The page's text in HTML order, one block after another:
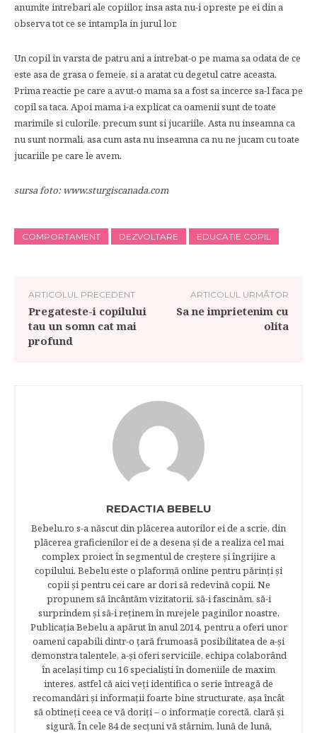
anumite intrebari ale copiilor, insa asta nu-i opreste pe ei din a
observa tot ce se intampla in jurul lor.
Un copil in varsta de patru ani a intrebat-o pe mama sa odata de ce
este asa de grasa o femeie, si a aratat cu degetul catre aceasta.
Prima reactie pe care a avut-o mama sa a fost sa incerce sa-l faca pe
copil sa taca. Apoi mama i-a explicat ca oamenii sunt de toate
marimile si culorile, precum sunt si jucariile. Asta nu inseamna ca
nu sunt normali, asa cum asta nu inseamna ca nu ne jucam cu toate
jucariile pe care le avem.
sursa foto: www.sturgiscanada.com
COMPORTAMENT DEZVOLTARE EDUCATIE COPIL
ARTICOLUL PRECEDENT
Pregateste-i copilului
tau un somn cat mai
profund
ARTICOLUL URMĂTOR
Sa ne imprietenim cu
olita
REDACTIA BEBELU
Bebelu.ro s-a născut din plăcerea autorilor ei de a scrie, din
plăcerea graficienilor ei de a desena şi de a realiza cel mai
complex proiect în segmentul de creştere şi îngrijire a
copilului. Bebelu este o plaformă online pentru părinţi şi
copii şi pentru cei care ar dori să redevină copii. Ne
propunem să încântăm vizitatorii, să-i fascinăm, să-i
surprindem şi să-i reţinem în mrejele paginilor noastre.​
Publicația Bebelu a apărut în anul 2014, pentru a oferi unor
oameni capabili dintr-o ţară frumoasă posibilitatea de a-şi
demonstra talentele, a-şi oferi serviciile, echipa colaborând
în acelaşi timp cu 16 specialişti în domeniile de maxim
interes, astfel că aici veţi identifica o serie întreagă de
recomandări şi informaţii foarte bine structurate, aşa încât
să obtineţi ceea ce vă doriţi – o informaţie corectă, clară şi
sigură. În cele 84 de secțuni vă stârnim, lună de lună,